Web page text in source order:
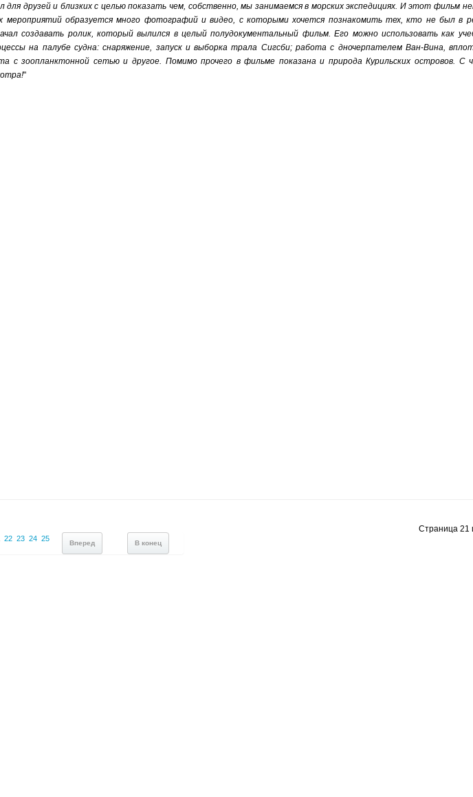
друзей и близких с целью показать чем, собственно, мы занимаемся в морских экспедициях. И этот фильм
мероприятий образуется много фотографий и видео, с которыми хочется познакомить тех, кто не был в
создавать ролик, который вылился в целый полудокументальный фильм. Его можно использовать как
на палубе судна: снаряжение, запуск и выборка трала Сигсби; работа с дночерпателем Ван-Вина,
с зоопланктонной сетью и другое. Помимо прочего в фильме показана и природа Курильских островов. С
"
Страница 21
22 23 24 25
Вперед В конец